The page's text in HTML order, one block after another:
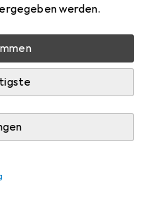
werden.
eine CH-Butterform
Boden leicht wackelig